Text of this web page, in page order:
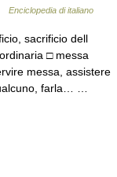
Enciclopedia di italiano
sacrificio dell
□ messa
messa, assistere
farla… …